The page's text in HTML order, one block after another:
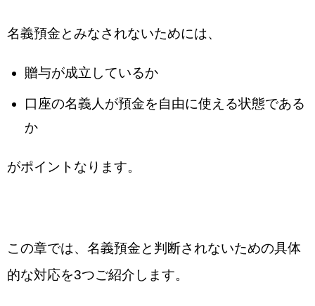
名義預金とみなされないためには、
贈与が成立しているか
口座の名義人が預金を自由に使える状態である
か
がポイントなります。
この章では、名義預金と判断されないための具体
的な対応を3つご紹介します。